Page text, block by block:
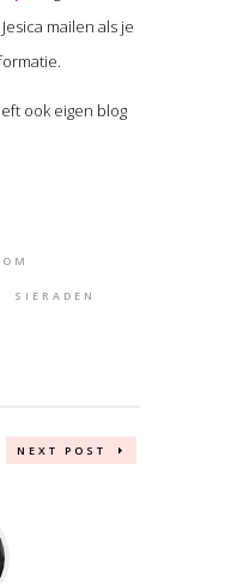
mailen als je
ook eigen blog
SIERADEN
NEXT POST